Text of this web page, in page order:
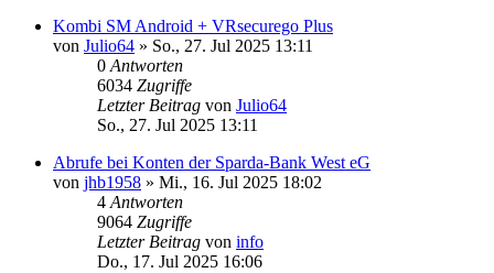
Kombi SM Android + VRsecurego Plus
von Julio64 » So., 27. Jul 2025 13:11
0 Antworten
6034 Zugriffe
Letzter Beitrag von Julio64
So., 27. Jul 2025 13:11
Abrufe bei Konten der Sparda-Bank West eG
von jhb1958 » Mi., 16. Jul 2025 18:02
4 Antworten
9064 Zugriffe
Letzter Beitrag von info
Do., 17. Jul 2025 16:06